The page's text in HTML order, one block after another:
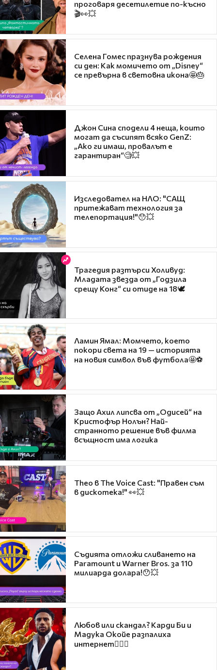
проговаря десетилетие по-късно
🎬👀💥
Селена Гомес празнува рождения
си ден: Как момичето от „Disney“
се превърна в световна икона🤩🎂
Джон Сина сподели 4 неща, които
могат да съсипят всяко GenZ:
„Ако ги имаш, провалът е
гарантиран“🧐💥
Изследовател на НЛО: "САЩ
притежават технология за
телепортация!"😯💥
Трагедия разтърси Холивуд:
Младата звезда от „Годзила
срещу Конг“ си отиде на 18🕊️
Ламин Ямал: Момчето, което
покори света на 19 — историята
на новия символ във футбола🤩⚽
Защо Ахил липсва от „Одисей“ на
Кристофър Нолън? Най-
странното решение във филма
всъщност има логика
Theo в The Voice Cast: "Правен съм
в дискотека!" 👀💥
Съдията отложи сливането на
Paramount и Warner Bros. за 110
милиарда долара!😯💥
Любов или скандал? Карди Би и
Мадука Окойе разпалиха
интернет❤️‍🔥🔥